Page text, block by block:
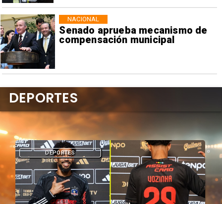
Senado aprueba mecanismo de
compensación municipal
NACIONAL
DEPORTES
DEPORTES